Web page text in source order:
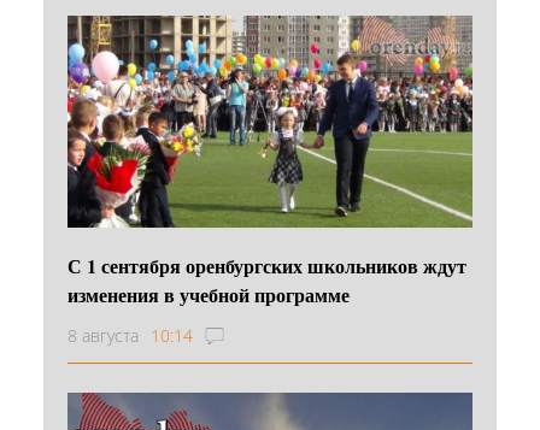
С 1 сентября оренбургских школьников ждут
изменения в учебной программе
8 августа 10:14